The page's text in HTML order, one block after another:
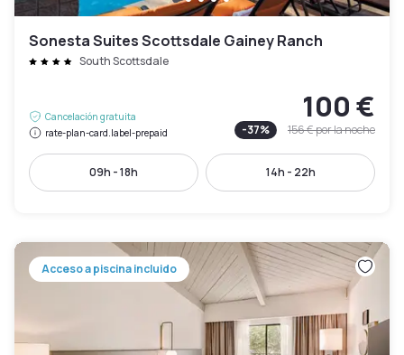
Sonesta Suites Scottsdale Gainey Ranch
South Scottsdale
Cancelación gratuita
rate-plan-card.label-prepaid
100 €
-37% 156 €por la noche
09h - 18h 14h - 22h
Acceso a piscina incluido